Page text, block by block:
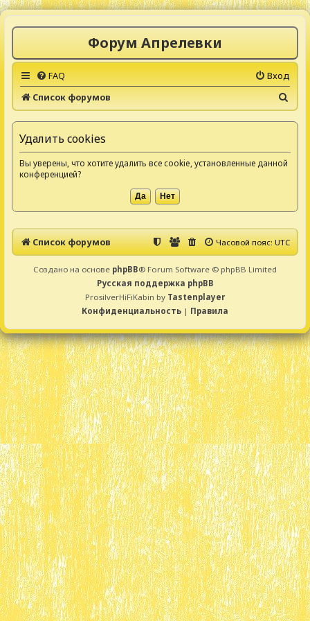
Форум Апрелевки
FAQ
Вход
Список форумов
о
Удалить cookies
Вы уверены, что хотите удалить все cookie, установленные данной
конференцией?
Список форумов Часовой пояс:UTC
Создано на основе phpBB® Forum Software © phpBB Limited
Русская поддержка phpBB
ProsilverHiFiKabin by Tastenplayer
Конфиденциальность | Правила